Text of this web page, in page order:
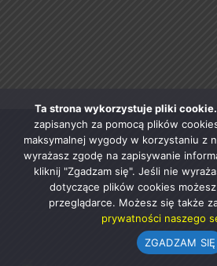
Ta strona wykorzystuje pliki cookie.
zapisanych za pomocą plików
maksymalnej wygody w korzystaniu z
wyrażasz zgodę na zapisywanie
kliknij "Zgadzam się". Jeśli nie
dotyczące plików cookies
przeglądarce. Możesz się także
prywatności naszego
ZGADZAM SIĘ